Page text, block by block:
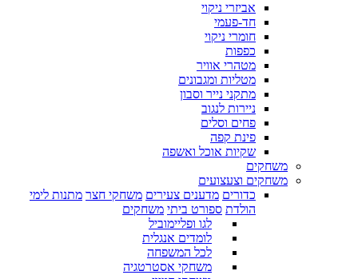
אביזרי ניקוי
חד-פעמי
חומרי ניקוי
כפפות
מטהרי אוויר
מטליות ומגבונים
מתקני נייר וסבון
ניירות לנגוב
פחים וסלים
פינת קפה
שקיות אוכל ואשפה
משחקים
משחקים וצעצועים
כדורים מדענים צעירים משחקי חצר מתנות לימי
הולדת ספורט ביתי משחקים
לגו ופליימוביל
לומדים אנגלית
לכל המשפחה
משחקי אסטרטגיה